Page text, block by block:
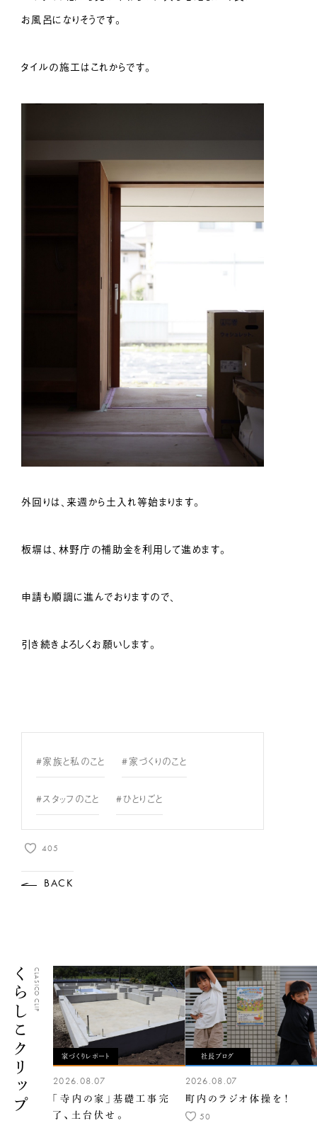
お風呂になりそうです。
タイルの施工はこれからです。
外回りは、来週から土入れ等始まります。
板塀は、林野庁の補助金を利用して進めます。
申請も順調に進んでおりますので、
引き続きよろしくお願いします。
#家族と私のこと #家づくりのこと
#スタッフのこと #ひとりごと
405
BACK
くらしこクリップCLASICO CLIP
家づくりレポート
2026.08.07
「寺内の家」基礎工事完
了、土台伏せ。
社長ブログ
2026.08.07
町内のラジオ体操を！
50